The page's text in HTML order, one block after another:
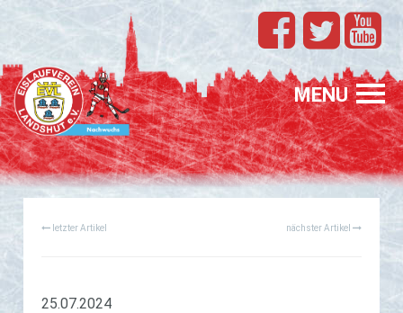
MENU
TEAMS
EVL
SPONSORING
FÖRDERUNG
PROFIS
GESUCHT
letzter Artikel nächster Artikel
25.07.2024